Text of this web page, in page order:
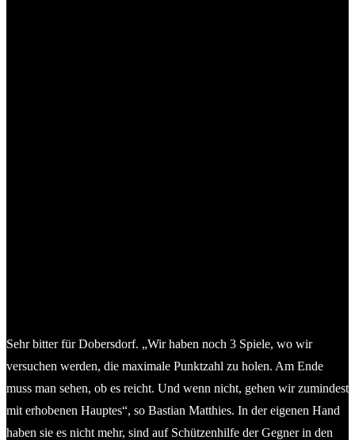
Sehr bitter für Dobersdorf. „Wir haben noch 3 Spiele, wo wir
versuchen werden, die maximale Punktzahl zu holen. Am Ende
muss man sehen, ob es reicht. Und wenn nicht, gehen wir zumindest
mit erhobenen Hauptes“, so Bastian Matthies. In der eigenen Hand
haben sie es nicht mehr, sind auf Schützenhilfe der Gegner in den